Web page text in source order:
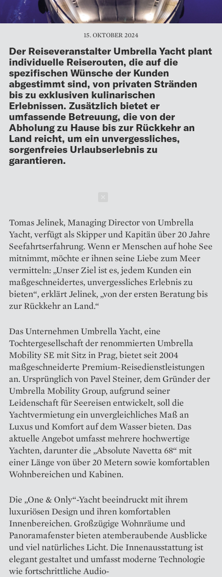
15. OKTOBER 2024
Der Reiseveranstalter Umbrella Yacht plant
individuelle Reiserouten, die auf die
spezifischen Wünsche der Kunden
abgestimmt sind, von privaten Stränden
bis zu exklusiven kulinarischen
Erlebnissen. Zusätzlich bietet er
umfassende Betreuung, die von der
Abholung zu Hause bis zur Rückkehr an
Land reicht, um ein unvergessliches,
sorgenfreies Urlaubserlebnis zu
garantieren.
Tomas Jelinek, Managing Director von Umbrella
Yacht, verfügt als Skipper und Kapitän über 20 Jahre
Seefahrtserfahrung. Wenn er Menschen auf hohe See
mitnimmt, möchte er ihnen seine Liebe zum Meer
vermitteln: „Unser Ziel ist es, jedem Kunden ein
maßgeschneidertes, unvergessliches Erlebnis zu
bieten“, erklärt Jelinek, „von der ersten Beratung bis
zur Rückkehr an Land.“
Das Unternehmen Umbrella Yacht, eine
Tochtergesellschaft der renommierten Umbrella
Mobility SE mit Sitz in Prag, bietet seit 2004
maßgeschneiderte Premium-Reisedienstleistungen
an. Ursprünglich von Pavel Steiner, dem Gründer der
Umbrella Mobility Group, aufgrund seiner
Leidenschaft für Seereisen entwickelt, soll die
Yachtvermietung ein unvergleichliches Maß an
Luxus und Komfort auf dem Wasser bieten. Das
aktuelle Angebot umfasst mehrere hochwertige
Yachten, darunter die „Absolute Navetta 68“ mit
einer Länge von über 20 Metern sowie komfor­tablen
Wohnbereichen und Kabinen.
Die „One & Only“-Yacht beeindruckt mit ihrem
luxuriösen Design und ihren komfortablen
Innenbereichen. Großzügige Wohnräume und
Panoramafenster bieten atemberaubende Ausblicke
und viel natürliches Licht. Die Innenausstattung ist
elegant gestaltet und umfasst moderne Technologie
wie fortschrittliche Audio-